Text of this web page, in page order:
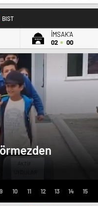
BIST
İMSAK'A
02
00